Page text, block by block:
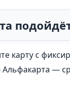
карту с
Альфакарта —